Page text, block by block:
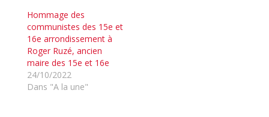
Hommage des
communistes des 15e et
16e arrondissement à
Roger Ruzé, ancien
maire des 15e et 16e
24/10/2022
Dans "A la une"